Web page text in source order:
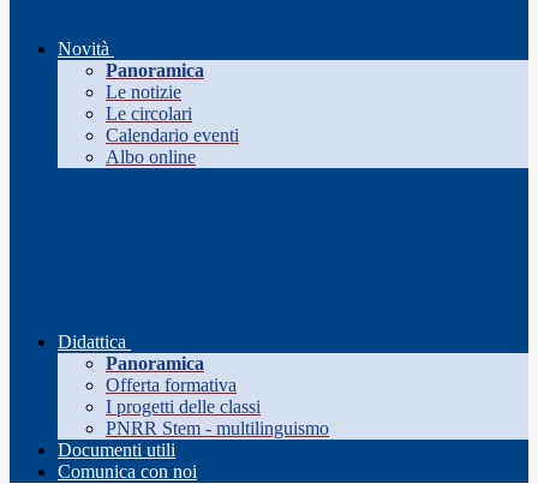
Novità
Panoramica
Le notizie
Le circolari
Calendario eventi
Albo online
Didattica
Panoramica
Offerta formativa
I progetti delle classi
PNRR Stem - multilinguismo
Documenti utili
Comunica con noi